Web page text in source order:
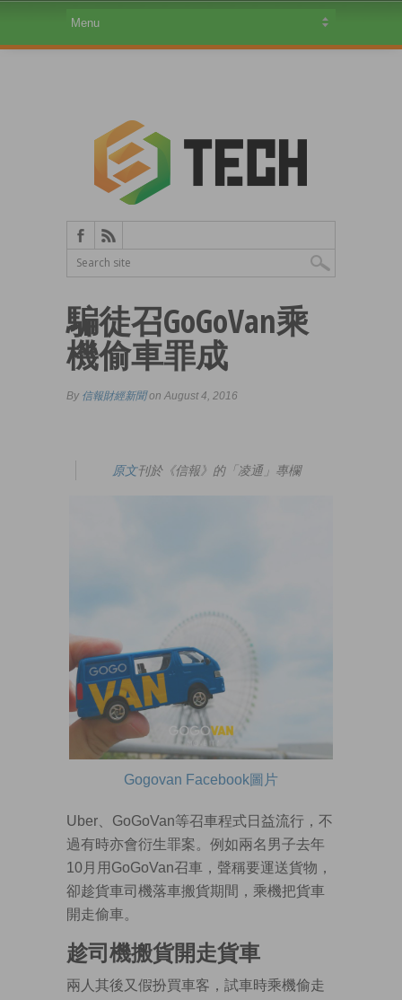
騙徒召GoGoVan乘
機偷車罪成
By 信報財經新聞on August 4, 2016
原文刊於《信報》的「凌通」專欄
Gogovan Facebook圖片
Uber、GoGoVan等召車程式日益流行，不
過有時亦會衍生罪案。例如兩名男子去年
10月用GoGoVan召車，聲稱要運送貨物，
卻趁貨車司機落車搬貨期間，乘機把貨車
開走偷車。
趁司機搬貨開走貨車
兩人其後又假扮買車客，試車時乘機偷走